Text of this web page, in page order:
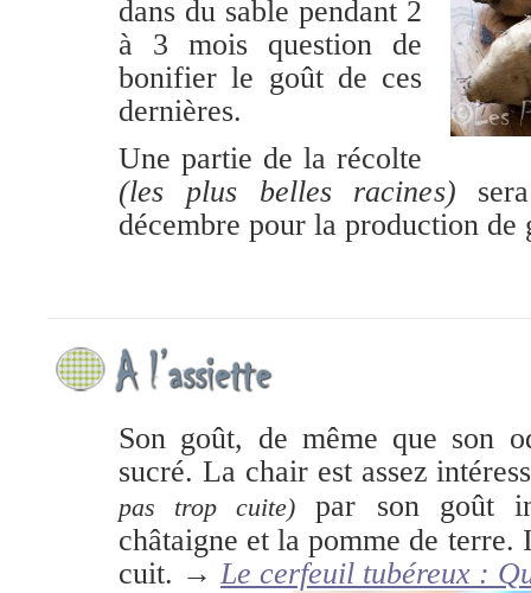
dans du sable pendant 2
à 3 mois question de
bonifier le goût de ces
dernières.
Une partie de la récolte
(les plus belles racines)
décembre pour la production de
Son goût, de même que son
sucré. La chair est assez
pas trop cuite) par son goût
châtaigne et la pomme de terre.
cuit. →Le cerfeuil tubéreux :